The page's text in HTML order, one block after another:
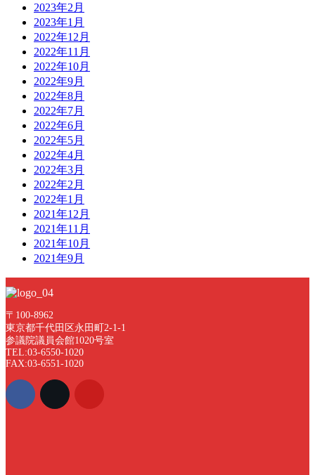
2023年2月
2023年1月
2022年12月
2022年11月
2022年10月
2022年9月
2022年8月
2022年7月
2022年6月
2022年5月
2022年4月
2022年3月
2022年2月
2022年1月
2021年12月
2021年11月
2021年10月
2021年9月
〒100-8962
東京都千代田区永田町2-1-1
参議院議員会館1020号室
TEL:03-6550-1020
FAX:03-6551-1020